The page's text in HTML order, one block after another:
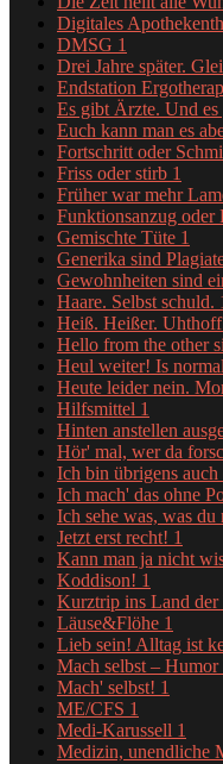
Digitales
DMSG 1
Drei Jahre später.
Endstation
Es gibt Ärzte. Und
Euch kann man es
Fortschritt oder
Friss oder stirb 1
Früher war mehr
Funktionsanzug
Gemischte Tüte 1
Generika sind
Gewohnheiten sind
Haare. Selbst schuld.
Heiß. Heißer.
Hello from the other
Heul weiter! Is
Heute leider nein.
Hilfsmittel 1
Hinten anstellen
Hör' mal, wer da
Ich bin übrigens
Ich mach' das ohne
Ich sehe was, was du
Jetzt erst recht! 1
Kann man ja nicht
Koddison! 1
Kurztrip ins Land der
Läuse&Flöhe 1
Lieb sein! Alltag ist
Mach selbst –
Mach' selbst! 1
ME/CFS 1
Medi-Karussell 1
Medizin, unendliche